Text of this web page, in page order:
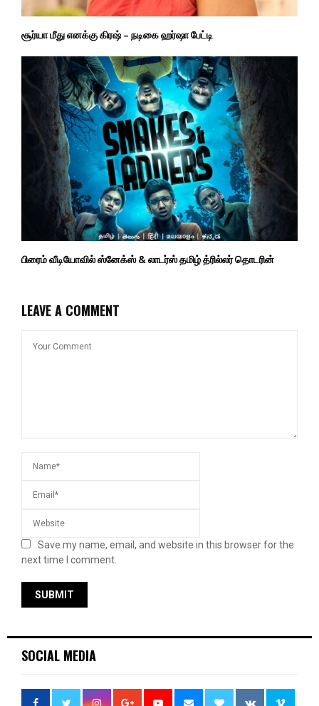
சூர்யா மீது எனக்கு கிரஷ் – நடிகை ஹர்ஷா பேட்டி
பிரைம் வீடியோவில் ஸ்னேக்ஸ் & லாடர்ஸ் தமிழ் த்ரில்லர் தொடரின்
LEAVE A COMMENT
Save my name, email, and website in this browser for the
next time I comment.
SOCIAL MEDIA